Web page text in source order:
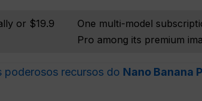
or $19.9
One multi-model
Pro among its premium
poderosos recursos do Nano Banana